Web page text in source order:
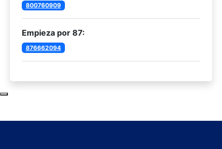
800760909
Empieza por 87:
876662094